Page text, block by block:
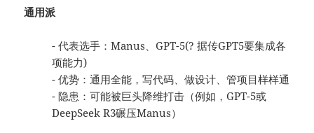
通用派
- 代表选手：Manus、GPT-5(? 据传GPT5要集成各
项能力)
- 优势：通用全能，写代码、做设计、管项目样样通
- 隐患：可能被巨头降维打击（例如，GPT-5或
DeepSeek R3碾压Manus）